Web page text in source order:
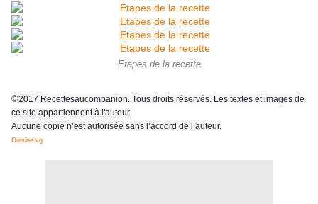
Etapes de la recette
©2017 Recettesaucompanion. Tous droits réservés. Les textes et images de
ce site appartiennent à l'auteur.
Aucune copie n’est autorisée sans l’accord de l’auteur.
Cuisine vg